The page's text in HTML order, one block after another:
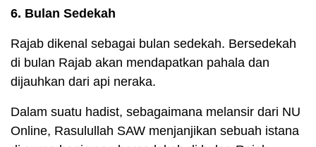
6. Bulan Sedekah
Rajab dikenal sebagai bulan sedekah. Bersedekah
di bulan Rajab akan mendapatkan pahala dan
dijauhkan dari api neraka.
Dalam suatu hadist, sebagaimana melansir dari NU
Online, Rasulullah SAW menjanjikan sebuah istana